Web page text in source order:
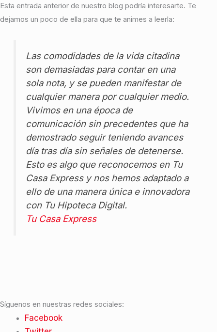
Esta entrada anterior de nuestro blog podría interesarte. Te
dejamos un poco de ella para que te animes a leerla:
Las comodidades de la vida citadina
son demasiadas para contar en una
sola nota, y se pueden manifestar de
cualquier manera por cualquier medio.
Vivimos en una época de
comunicación sin precedentes que ha
demostrado seguir teniendo avances
día tras día sin señales de detenerse.
Esto es algo que reconocemos en Tu
Casa Express y nos hemos adaptado a
ello de una manera única e innovadora
con Tu Hipoteca Digital.
Tu Casa Express
Síguenos en nuestras redes sociales:
Facebook